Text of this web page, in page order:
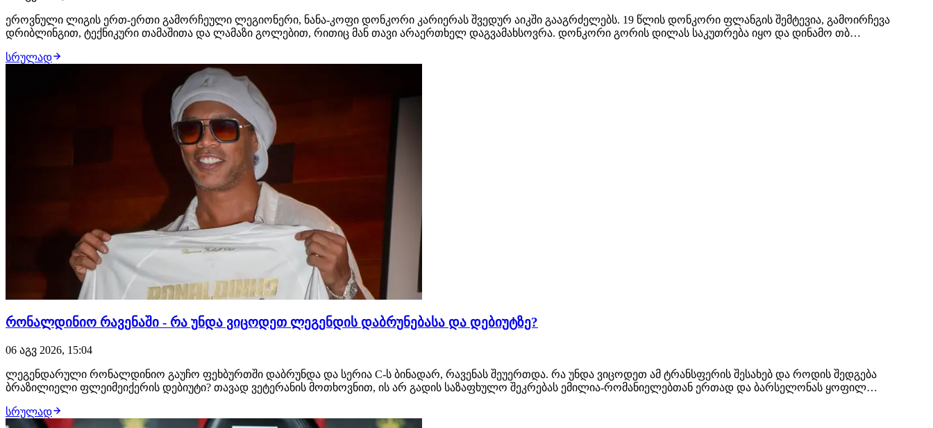
ეროვნული ლიგის ერთ-ერთი გამორჩეული ლეგიონერი, ნანა-კოფი დონკორი კარიერას შვედურ აიკში გააგრძელებს. 19 წლის დონკორი ფლანგის შემტევია, გამოირჩევა
დრიბლინგით, ტექნიკური თამაშითა და ლამაზი გოლებით, რითიც მან თავი არაერთხელ დაგვამახსოვრა. დონკორი გორის დილას საკუთრება იყო და დინამო თბ…
სრულად
რონალდინიო რავენაში - რა უნდა ვიცოდეთ ლეგენდის დაბრუნებასა და დებიუტზე?
06 აგვ 2026, 15:04
ლეგენდარული რონალდინიო გაუჩო ფეხბურთში დაბრუნდა და სერია C-ს ბინადარ, რავენას შეუერთდა. რა უნდა ვიცოდეთ ამ ტრანსფერის შესახებ და როდის შედგება
ბრაზილიელი ფლეიმეიქერის დებიუტი? თავად ვეტერანის მოთხოვნით, ის არ გადის საზაფხულო შეკრებას ემილია-რომანიელებთან ერთად და ბარსელონას ყოფილ…
სრულად